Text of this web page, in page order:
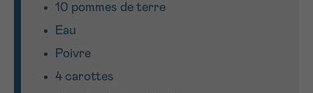
10 pommes de terre
Eau
Poivre
4 carottes
*CHAMP OBLIGATOIRE
Envoyer